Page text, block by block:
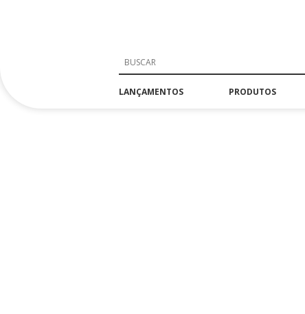
LANÇAMENTOS PRODUTOS